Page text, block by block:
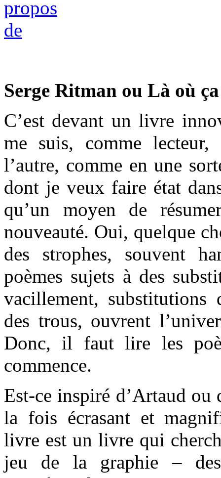
Serge Ritman ou Là où
C’est devant un livre
me suis, comme lecteur,
l’autre, comme en une
dont je veux faire état
qu’un moyen de
nouveauté. Oui, quelque
des strophes, souvent
poèmes sujets à des
vacillement,
des trous, ouvrent
Donc, il faut lire les
commence.
Est-ce inspiré d’Artaud ou
la fois écrasant et
livre est un livre qui
jeu de la graphie – des